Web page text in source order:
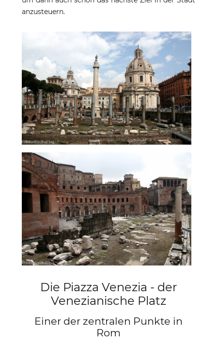
anzusteuern.
Die Piazza Venezia - der
Venezianische Platz
Einer der zentralen Punkte in
Rom